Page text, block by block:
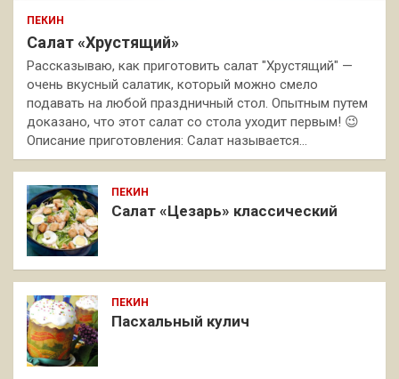
ПЕКИН
Салат «Хрустящий»
Рассказываю, как приготовить салат "Хрустящий" —
очень вкусный салатик, который можно смело
подавать на любой праздничный стол. Опытным путем
доказано, что этот салат со стола уходит первым! 😉
Описание приготовления: Салат называется…
ПЕКИН
Салат «Цезарь» классический
ПЕКИН
Пасхальный кулич